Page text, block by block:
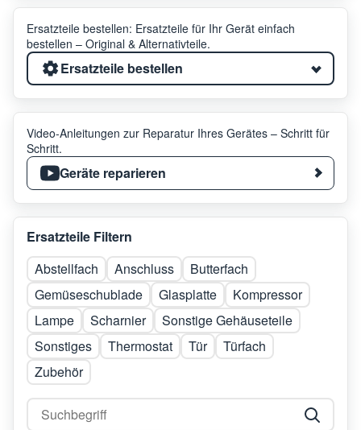
Ersatzteile bestellen: Ersatzteile für Ihr Gerät einfach
bestellen – Original & Alternativteile.
Ersatzteile bestellen
Video-Anleitungen zur Reparatur Ihres Gerätes – Schritt für
Schritt.
Geräte reparieren
Ersatzteile Filtern
Abstellfach
Anschluss
Butterfach
Gemüseschublade
Glasplatte
Kompressor
Lampe
Scharnier
Sonstige Gehäuseteile
Sonstiges
Thermostat Tür
Türfach
Zubehör